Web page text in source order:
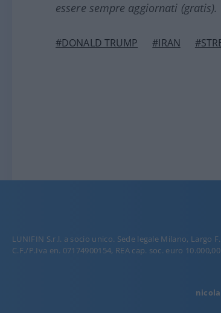
essere sempre aggiornati (gratis).
#DONALD TRUMP #IRAN
LUNIFIN S.r.l. a socio unico. Sede legale Milano, Largo
C.F./P.Iva en. 07174900154, REA cap. soc. euro